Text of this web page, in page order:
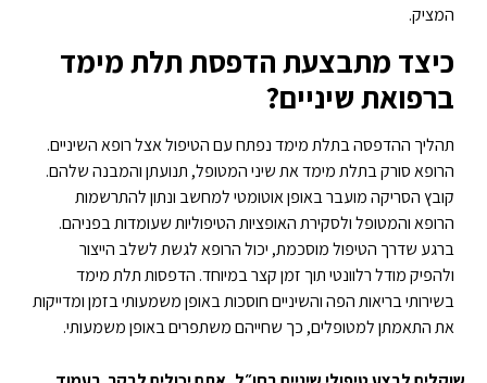
המציק.
כיצד מתבצעת הדפסת תלת מימד
ברפואת שיניים?
תהליך ההדפסה בתלת מימד נפתח עם הטיפול אצל רופא השיניים.
הרופא סורק בתלת מימד את שיני המטופל, תנועתן והמבנה שלהם.
קובץ הסריקה מועבר באופן אוטומטי למחשב ונתון להתרשמות
הרופא והמטופל ולסקירת האופציות הטיפוליות שעומדות בפניהם.
ברגע שדרך הטיפול מוסכמת, יכול הרופא לגשת לשלב הייצור
ולהפיק מודל רלוונטי תוך זמן קצר במיוחד. הדפסות תלת מימד
בשירותי בריאות הפה והשיניים חוסכות באופן משמעותי בזמן ומדייקות
את התאמתן למטופלים, כך שחייהם משתפרים באופן משמעותי.